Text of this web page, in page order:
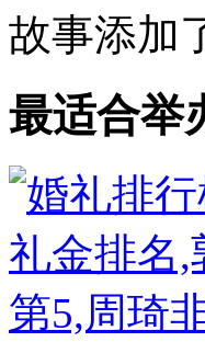
故事添加
最适合举